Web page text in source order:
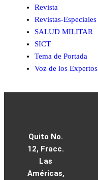
Revista
Revistas-Especiales
SALUD MILITAR
SICT
Tema de Portada
Voz de los Expertos
Quito No.
12, Fracc.
Las
Américas,